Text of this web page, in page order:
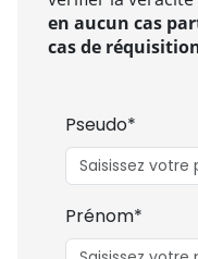
en aucun cas
cas de
Pseudo*
Prénom*